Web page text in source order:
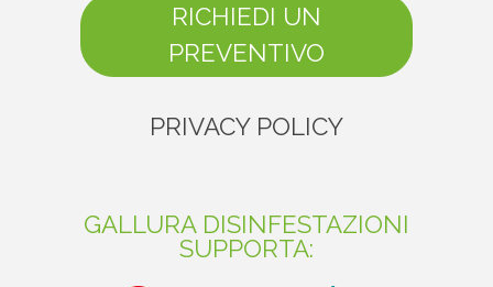
RICHIEDI UN
PREVENTIVO
PRIVACY POLICY
GALLURA DISINFESTAZIONI
SUPPORTA: